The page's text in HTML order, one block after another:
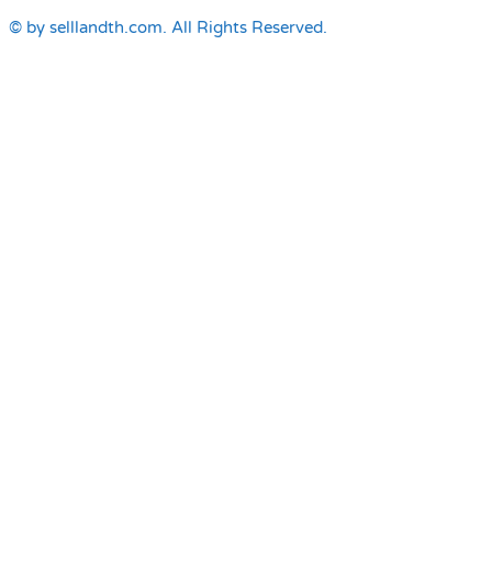
© by selllandth.com. All Rights Reserved.